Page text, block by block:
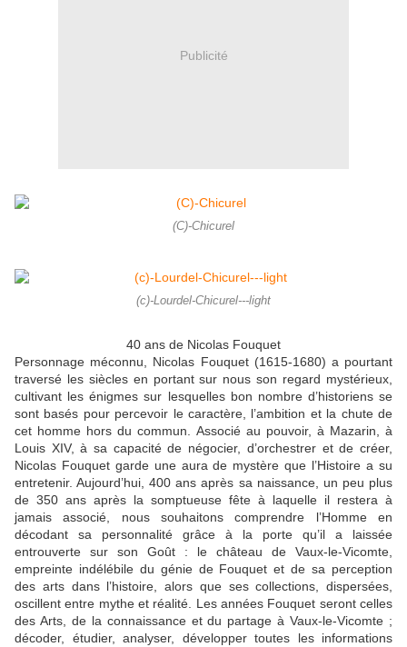
Publicité
(C)-Chicurel
(c)-Lourdel-Chicurel---light
40 ans de Nicolas Fouquet
Personnage méconnu, Nicolas Fouquet (1615-1680) a pourtant
traversé les siècles en portant sur nous son regard mystérieux,
cultivant les énigmes sur lesquelles bon nombre d’historiens se
sont basés pour percevoir le caractère, l’ambition et la chute de
cet homme hors du commun. Associé au pouvoir, à Mazarin, à
Louis XIV, à sa capacité de négocier, d’orchestrer et de créer,
Nicolas Fouquet garde une aura de mystère que l’Histoire a su
entretenir. Aujourd’hui, 400 ans après sa naissance, un peu plus
de 350 ans après la somptueuse fête à laquelle il restera à
jamais associé, nous souhaitons comprendre l’Homme en
décodant sa personnalité grâce à la porte qu’il a laissée
entrouverte sur son Goût : le château de Vaux-le-Vicomte,
empreinte indélébile du génie de Fouquet et de sa perception
des arts dans l’histoire, alors que ses collections, dispersées,
oscillent entre mythe et réalité. Les années Fouquet seront celles
des Arts, de la connaissance et du partage à Vaux-le-Vicomte ;
décoder, étudier, analyser, développer toutes les informations